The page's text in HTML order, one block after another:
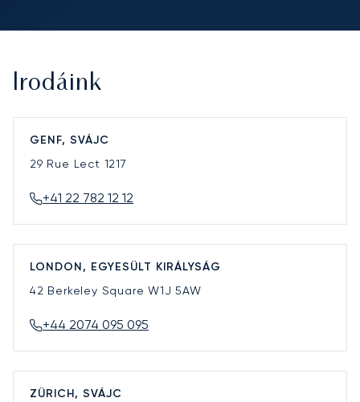
Irodáink
GENF, SVÁJC
29 Rue Lect 1217
+41 22 782 12 12
LONDON, EGYESÜLT KIRÁLYSÁG
42 Berkeley SquareW1J 5AW
+44 2074 095 095
ZÜRICH, SVÁJC